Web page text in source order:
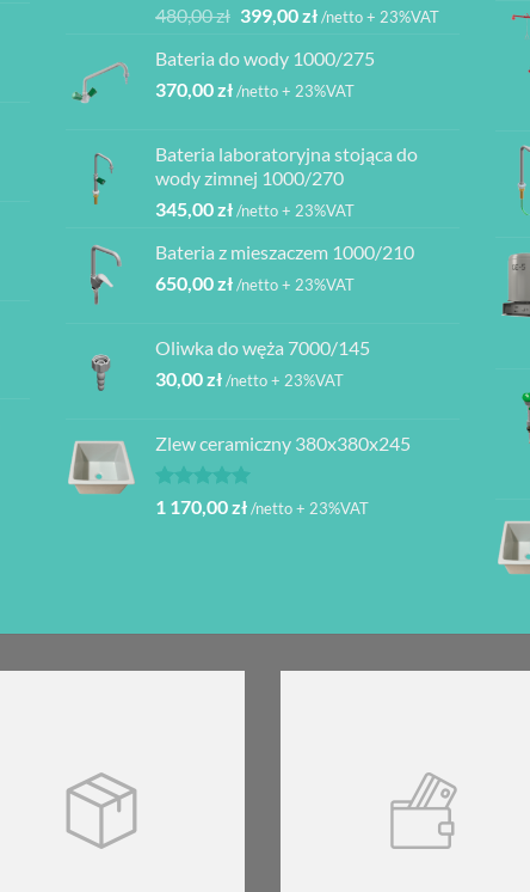
Oceniono
na 5
480,00zł Pierwotna
wynosiła:
480,00 zł.
399,00złAktualna
wynosi:
399,00 zł.
/netto + 23%VAT
Bateria do wody 1000/275
370,00zł/netto + 23%VAT
Bateria laboratoryjna stojąca do
wody zimnej 1000/270
345,00zł/netto + 23%VAT
Bateria z mieszaczem 1000/210
650,00zł/netto + 23%VAT
Oliwka do węża 7000/145
30,00zł/netto + 23%VAT
Zlew ceramiczny 380x380x245
Oceniono
na 5
1 170,00zł/netto + 23%VAT